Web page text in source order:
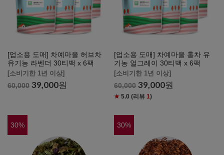
[업소용 도매] 차예마을 허브차
유기농 라벤더 30티백 x 6팩
[소비기한 1년 이상]
60,000 39,000원
[업소용 도매] 차예마을 홍차 유
기농 얼그레이 30티백 x 6팩
[소비기한 1년 이상]
60,000 39,000원
★ 5.0 (리뷰 1)
30% 30%